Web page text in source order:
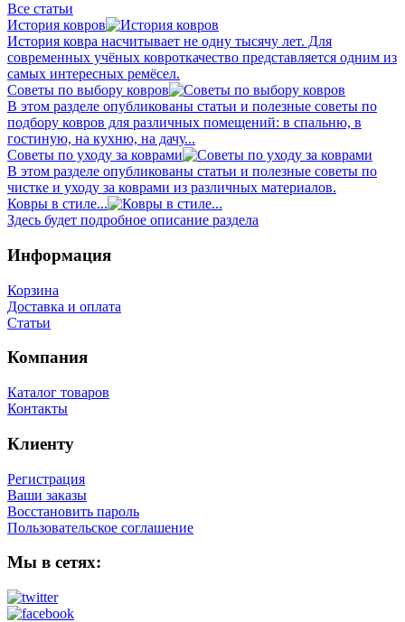
Все статьи
История ковров
История ковра насчитывает не одну тысячу лет. Для
современных учёных ковроткачество представляется одним из
самых интересных ремёсел.
Советы по выбору ковров
В этом разделе опубликованы статьи и полезные советы по
подбору ковров для различных помещений: в спальню, в
гостиную, на кухню, на дачу...
Советы по уходу за коврами
В этом разделе опубликованы статьи и полезные советы по
чистке и уходу за коврами из различных материалов.
Ковры в стиле...
Здесь будет подробное описание раздела
Информация
Корзина
Доставка и оплата
Статьи
Компания
Каталог товаров
Контакты
Клиенту
Регистрация
Ваши заказы
Восстановить пароль
Пользовательское соглашение
Мы в сетях: